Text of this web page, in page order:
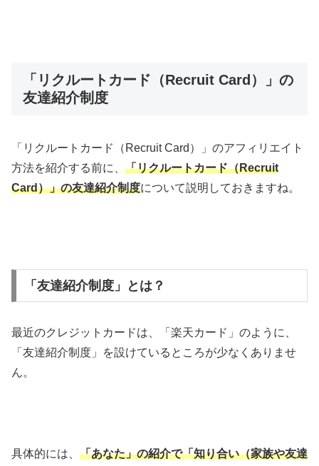
「リクルートカード（Recruit Card）」の
友達紹介制度
「リクルートカード（Recruit Card）」のアフィリエイト
方法を紹介する前に、 「リクルートカード（Recruit
Card）」の友達紹介制度について説明しておきますね。
「友達紹介制度」とは？
最近のクレジットカードは、「楽天カード」のように、
「友達紹介制度」を設けているところが少なくありませ
ん。
具体的には、 「あなた」の紹介で「知り合い（家族や友達